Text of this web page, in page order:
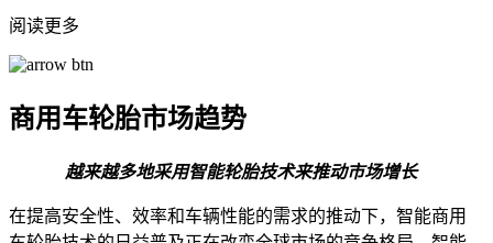
阅读更多
商用车轮胎市场趋势
越来越多地采用智能轮胎技术来推动市场增长
在提高安全性、效率和车辆性能的需求的推动下，智能商用